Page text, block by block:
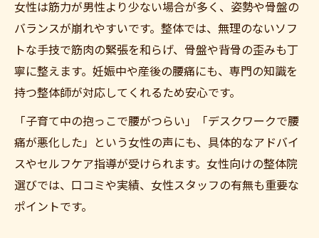
女性は筋力が男性より少ない場合が多く、姿勢や骨盤の
バランスが崩れやすいです。整体では、無理のないソフ
トな手技で筋肉の緊張を和らげ、骨盤や背骨の歪みも丁
寧に整えます。妊娠中や産後の腰痛にも、専門の知識を
持つ整体師が対応してくれるため安心です。
「子育て中の抱っこで腰がつらい」「デスクワークで腰
痛が悪化した」という女性の声にも、具体的なアドバイ
スやセルフケア指導が受けられます。女性向けの整体院
選びでは、口コミや実績、女性スタッフの有無も重要な
ポイントです。